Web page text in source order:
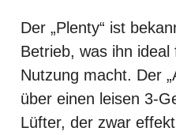
Der „Plenty“ ist
Betrieb, was ihn
Nutzung macht. Der
über einen leisen 3-
Lüfter, der zwar